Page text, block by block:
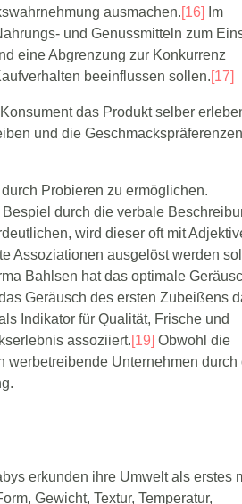
ausmachen.[16]
Im
und Genussmitteln zum
eine Abgrenzung zur Konkurrenz
beeinflussen sollen.[17]
das Produkt selber
und die
Probieren zu ermöglichen.
durch die verbale
wird dieser oft mit
Assoziationen ausgelöst werden
Bahlsen hat das optimale
Geräusch des ersten Zubeißens
Indikator für Qualität, Frische und
assoziiert.[19] Obwohl die
werbetreibende Unternehmen durch
erkunden ihre Umwelt als erstes
Gewicht, Textur, Temperatur,